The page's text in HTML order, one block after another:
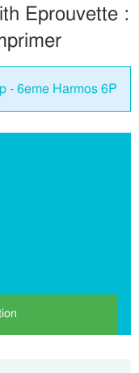
Eprouvette :
- 6eme Harmos 6P